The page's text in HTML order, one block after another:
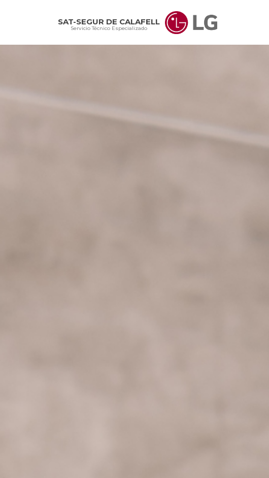
SAT-SEGUR DE CALAFELL
Servicio Técnico Especializado